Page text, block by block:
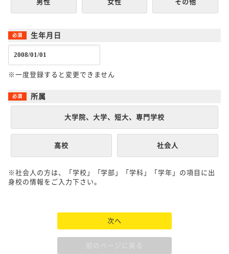
男性 女性 その他
生年月日
※一度登録すると変更できません
所属
大学院、大学、短大、専門学校
高校 社会人
※社会人の方は、「学校」「学部」「学科」「学年」の項目に出
身校の情報をご入力下さい。
次へ
前のページに戻る